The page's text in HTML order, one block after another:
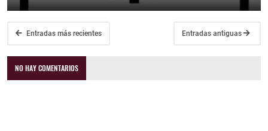
Entradas más recientes Entradas antiguas
NO HAY COMENTARIOS